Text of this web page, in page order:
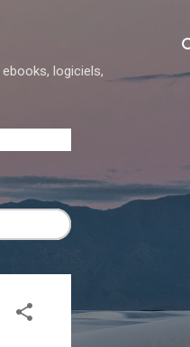
logiciels,